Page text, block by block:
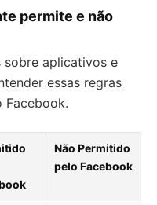
permite e não
sobre aplicativos e
essas regras
Facebook.
Não Permitido
pelo Facebook